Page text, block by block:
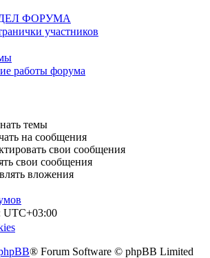
ФОРУМА
участников
работы форума
темы
на сообщения
свои сообщения
свои сообщения
вложения
UTC+03:00
® Forum Software © phpBB Limited